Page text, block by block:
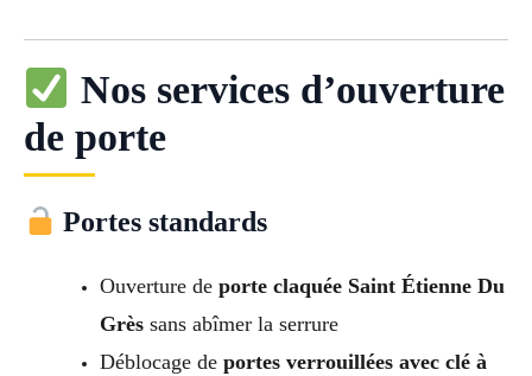
Nos services d’ouverture
de porte
Portes standards
Ouverture de porte claquée Saint Étienne Du
Grèssans abîmer la serrure
Déblocage de portes verrouillées avec clé à